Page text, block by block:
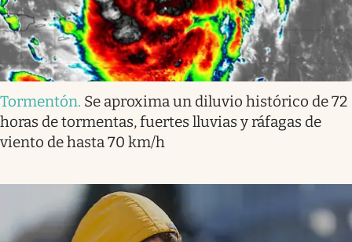
Tormentón. Se aproxima un diluvio histórico de 72
horas de tormentas, fuertes lluvias y ráfagas de
viento de hasta 70 km/h